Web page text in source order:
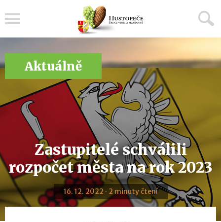
Aktuálně
Zastupitelé schválili
rozpočet města na rok 2023
16. 12. 2022 · 2 minuty čtení